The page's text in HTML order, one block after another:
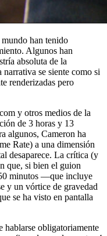
han tenido
Algunos han
absoluta de la
se siente como si
renderizadas pero
y otros medios de la
de 3 horas y 13
algunos, Cameron ha
Rate) a una dimensión
desaparece. La crítica (y
que, si bien el guion
minutos —que incluye
y un vórtice de gravedad
se ha visto en pantalla
hablarse obligatoriamente